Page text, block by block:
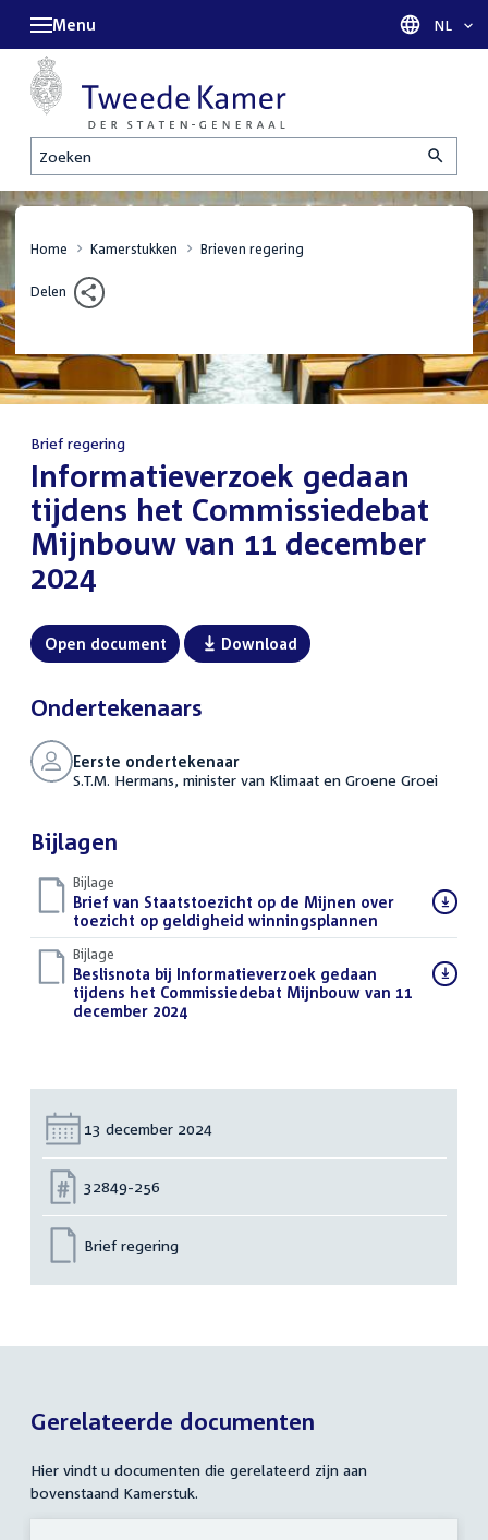
Zoeken
Menu Taal
NL
Home Kamerstukken Brieven regering
Delen
Brief regering
:Informatieverzoek gedaan
tijdens het Commissiedebat
Mijnbouw van 11 december
2024
Open document Download
Ondertekenaars
Eerste ondertekenaar
S.T.M. Hermans, minister van Klimaat en Groene Groei
Bijlagen
Bijlage
Download
bestand:
Brief van Staatstoezicht op de Mijnen over
toezicht op geldigheid winningsplannen
Bijlage
Download
bestand:
Beslisnota bij Informatieverzoek gedaan
tijdens het Commissiedebat Mijnbouw van 11
december 2024(PDF)
Datum:
13 december 2024
Nummer:
32849-256
Brief regering
Gerelateerde documenten
Hier vindt u documenten die gerelateerd zijn aan
bovenstaand Kamerstuk.